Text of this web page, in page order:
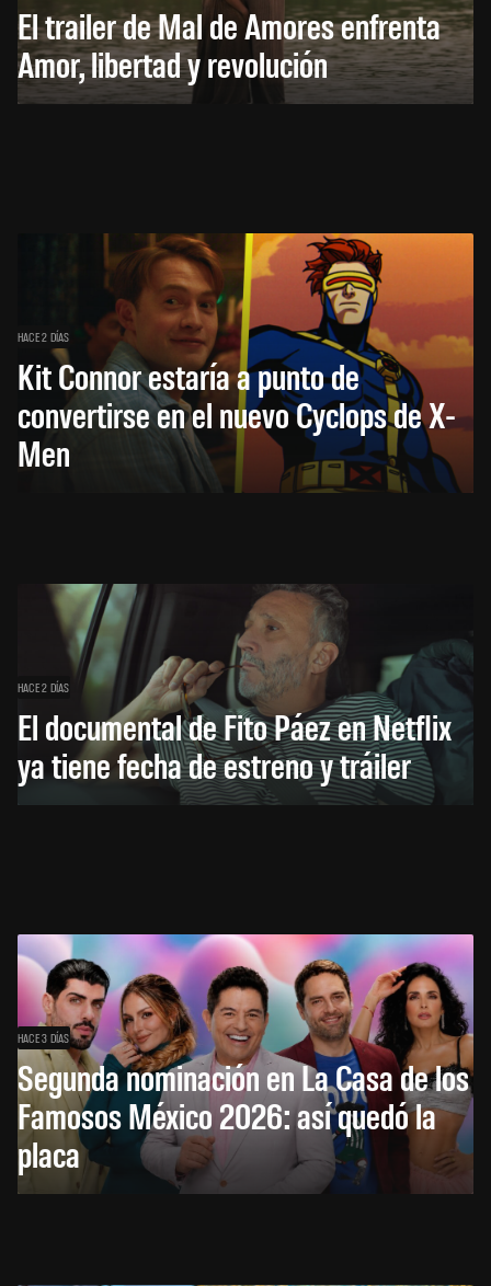
El trailer de Mal de Amores enfrenta
Amor, libertad y revolución
HACE 2 DÍAS
Kit Connor estaría a punto de
convertirse en el nuevo Cyclops de X-
Men
HACE 2 DÍAS
El documental de Fito Páez en Netflix
ya tiene fecha de estreno y tráiler
HACE 3 DÍAS
Segunda nominación en La Casa de los
Famosos México 2026: así quedó la
placa